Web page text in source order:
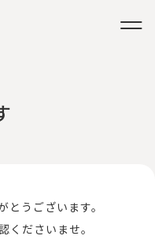
うございます。
くださいませ。